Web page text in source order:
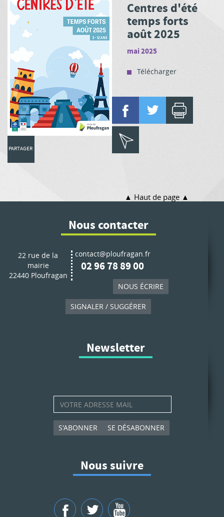
Centres d'été
temps forts
août 2025
mai 2025
Télécharger
PARTAGER
Haut de page
Nous contacter
22 rue de la
mairie
22440 Ploufragan
contact@ploufragan.fr
02 96 78 89 00
NOUS ÉCRIRE
SIGNALER / SUGGÉRER
Newsletter
S'ABONNER SE DÉSABONNER
Nous suivre